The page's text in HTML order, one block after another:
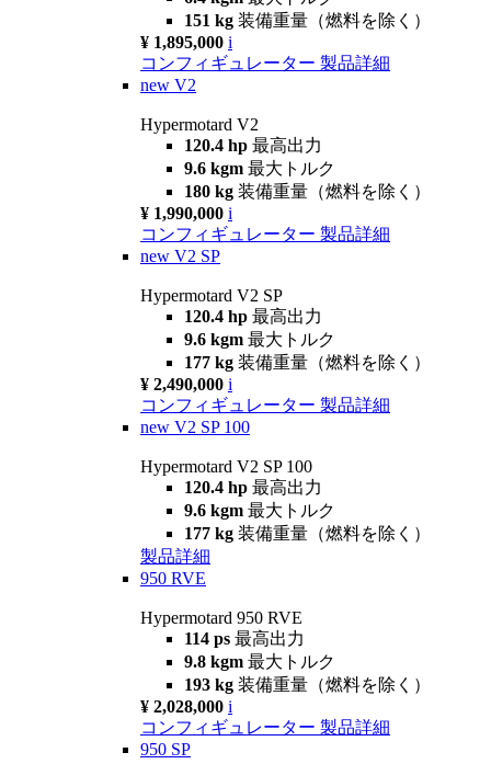
151 kg 装備重量（燃料を除く）
¥ 1,895,000 i
コンフィギュレーター 製品詳細
new V2
Hypermotard V2
120.4 hp 最高出力
9.6 kgm 最大トルク
180 kg 装備重量（燃料を除く）
¥ 1,990,000 i
コンフィギュレーター 製品詳細
new V2 SP
Hypermotard V2 SP
120.4 hp 最高出力
9.6 kgm 最大トルク
177 kg 装備重量（燃料を除く）
¥ 2,490,000 i
コンフィギュレーター 製品詳細
new V2 SP 100
Hypermotard V2 SP 100
120.4 hp 最高出力
9.6 kgm 最大トルク
177 kg 装備重量（燃料を除く）
製品詳細
950 RVE
Hypermotard 950 RVE
114 ps 最高出力
9.8 kgm 最大トルク
193 kg 装備重量（燃料を除く）
¥ 2,028,000 i
コンフィギュレーター 製品詳細
950 SP